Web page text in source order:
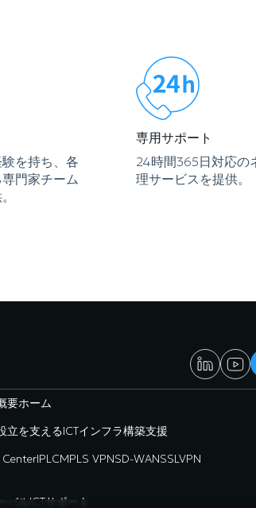
を持ち、各
門家チーム
専用サポート
24時間365日対応の
理サービスを提供。
要ホーム
立を支えるICTインフラ構築支援
IPLCMPLS VPNSD-WANSSLVPN
バルICTサポート